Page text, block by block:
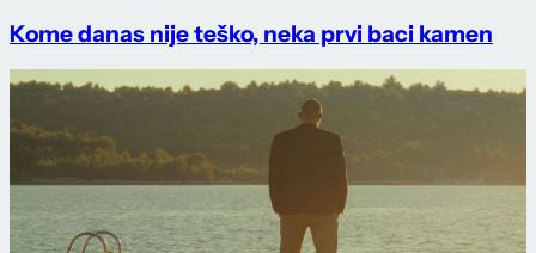
Kome danas nije teško, neka prvi baci kamen